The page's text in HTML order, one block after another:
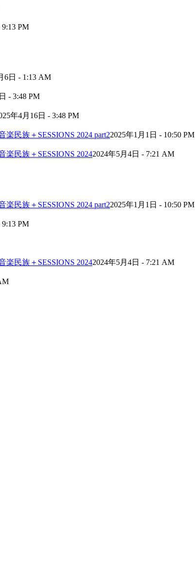
PM
6日 - 1:13 AM
- 3:48 PM
年4月16日 - 3:48 PM
民族＋SESSIONS 2024 part22025年1月1日 - 10:50 PM
民族＋SESSIONS 20242024年5月4日 - 7:21 AM
民族＋SESSIONS 2024 part22025年1月1日 - 10:50 PM
PM
民族＋SESSIONS 20242024年5月4日 - 7:21 AM